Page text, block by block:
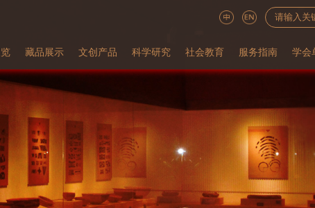
藏品展示 文创产品 科学研究 社会教育 服务指南 学会